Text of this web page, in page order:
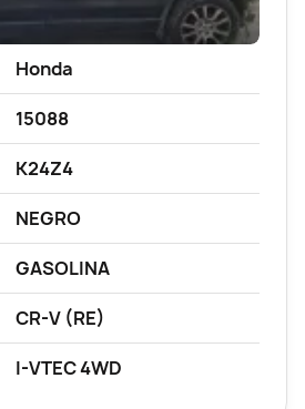
Honda
15088
K24Z4
NEGRO
GASOLINA
CR-V (RE)
I-VTEC 4WD